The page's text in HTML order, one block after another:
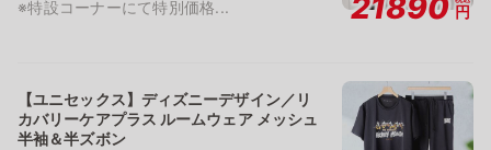
※特設コーナーにて特別価格...
21890 円
【ユニセックス】ディズニーデザイン／リ
カバリーケアプラス ルームウェア メッシュ
半袖＆半ズボン